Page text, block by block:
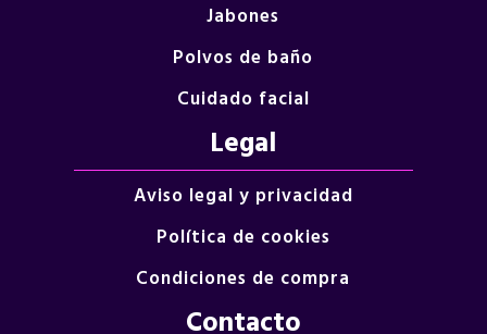
Jabones
Polvos de baño
Cuidado facial
Legal
Aviso legal y privacidad
Política de cookies
Condiciones de compra
Contacto